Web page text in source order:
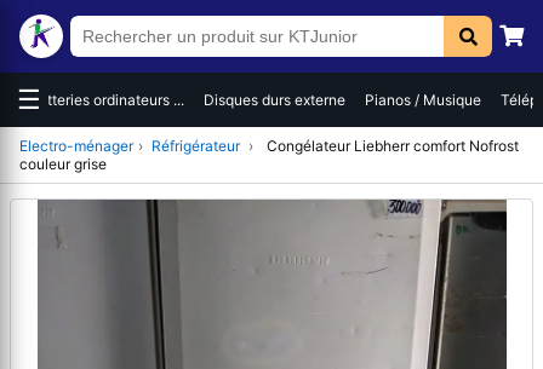
☰Batteries ordinateurs ... Disques durs externe Pianos / Musique
Electro-ménager › Réfrigérateur ›
Congélateur Liebherr comfort Nofrost
couleur grise